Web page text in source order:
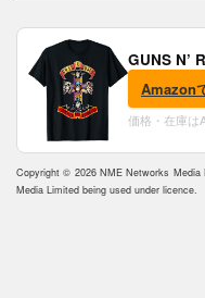
GUNS N’
Amazon
価格・在庫は
Copyright © 2026 NME Networks
Media Limited being used under licence.